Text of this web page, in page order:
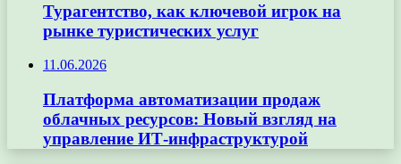
Турагентство, как ключевой игрок на
рынке туристических услуг
11.06.2026
Платформа автоматизации продаж
облачных ресурсов: Новый взгляд на
управление ИТ-инфраструктурой